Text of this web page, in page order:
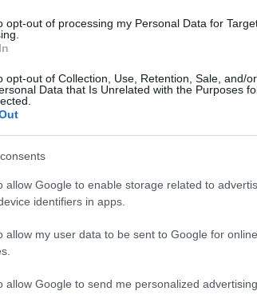
opt-out of processing my Personal Data for
opt-out of Collection, Use, Retention, Sale, and/
Data that Is Unrelated with the Purposes
allow Google to enable storage related to
identifiers in apps.
allow my user data to be sent to Google for
allow Google to send me personalized advertising.
μια μικρή πόλη με την άφιξή του. Εκτός από γοητεία,
εκεί. Και κανείς δεν μπορεί να προβλέψει,
θα αποδειχθεί για εκείνον η μεγαλύτερή του
Άγγελος Χασάπογλου και Στέλλα Βασιλαντωνάκη
για τη σειρά γράφει ο Στέφανος Κορκολής.
Γκοτσόπουλος, Δανάη Παππά, Ταμίλλα Κουλίεβα,
Κατσανδρή, Ηρώ Μουκίου, Θανάσης
Μιχάλης Πανάδης, Γιάννης Εγγλέζος,
Κονταράτος, Ιφιγένεια Καραμήτρου, Αντιγόνη